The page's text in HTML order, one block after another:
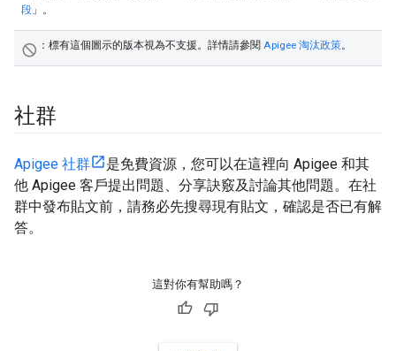
段 」。
not_interested ：標有這個圖示的版本視為不支援。詳情請參閱 Apigee 淘汰政策。
社群
Apigee 社群
是免費資源，您可以在這裡向 Apigee 和其
他 Apigee 客戶提出問題、分享訣竅及討論其他問題。在社
群中發布貼文前，請務必先搜尋現有貼文，確認是否已有解
答。
這對你有幫助嗎？